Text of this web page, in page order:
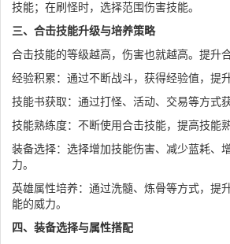
技能；在刷怪时，选择范围伤害技能。
三、合击技能升级与培养策略
合击技能的等级越高，伤害也就越高。提升
经验积累：通过不断战斗，获得经验值，提
技能书获取：通过打怪、活动、交易等方式
技能熟练度：不断使用合击技能，提高技能
装备选择：选择增加技能伤害、减少蓝耗、
力。
英雄属性培养：通过洗髓、炼骨等方式，提
能的威力。
四、装备选择与属性搭配